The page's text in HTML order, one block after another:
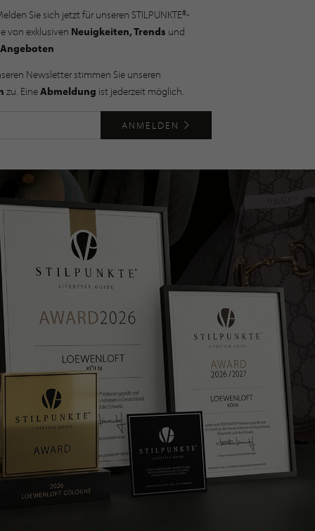
Sie sich jetzt für unseren STILPUNKTE®-
von exklusiven Neuigkeiten, Trends und
Angeboten
Newsletter stimmen Sie unseren
zu. EineAbmeldung ist jederzeit möglich.
ANMELDEN